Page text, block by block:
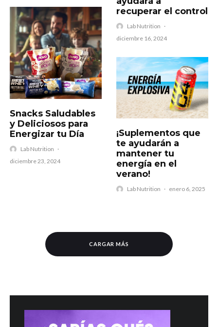
Snacks Saludables
y Deliciosos para
Energizar tu Día
Lab Nutrition ·
diciembre 23, 2024
recuperar el control
Lab Nutrition ·
diciembre 16, 2024
¡Suplementos que
te ayudarán a
mantener tu
energía en el
verano!
Lab Nutrition · enero 6, 2025
CARGAR MÁS